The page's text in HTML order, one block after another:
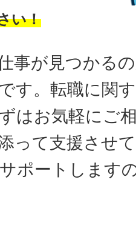
い！
事が見つかる
す。転職に関
はお気軽にご
って支援させ
ポートします